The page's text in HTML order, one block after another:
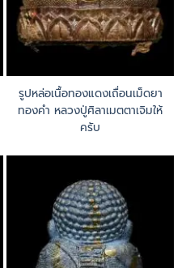
รูปหล่อเนื้อทองแดงเถื่อนเม็ดยา
ทองคำ หลวงปู่ศิลาเมตตาเจิมให้
ครับ